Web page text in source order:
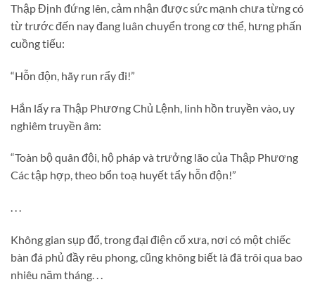
Thập Định đứng lên, cảm nhận được sức mạnh chưa từng có
từ trước đến nay đang luân chuyển trong cơ thể, hưng phấn
cuồng tiếu:
“Hỗn độn, hãy run rẩy đi!”
Hắn lấy ra Thập Phương Chủ Lệnh, linh hồn truyền vào, uy
nghiêm truyền âm:
“Toàn bộ quân đội, hộ pháp và trưởng lão của Thập Phương
Các tập hợp, theo bổn toạ huyết tẩy hỗn độn!”
. . .
Không gian sụp đổ, trong đại điện cổ xưa, nơi có một chiếc
bàn đá phủ đầy rêu phong, cũng không biết là đã trôi qua bao
nhiêu năm tháng. . .